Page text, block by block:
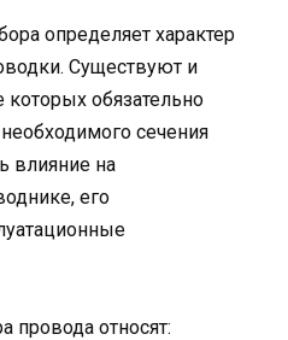
определяет характер
Существуют и
обязательно
сечения
влияние на
его
провода относят: